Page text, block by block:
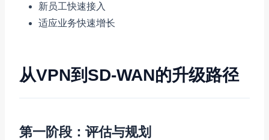
新员工快速接入
适应业务快速增长
从VPN到SD-WAN的升级路径
第一阶段：评估与规划